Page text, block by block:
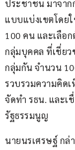
ประชาชน มาจาก
แบบแบ่งเขตโดย
100 คน และเลือ
กลุ่มบุคคล ที่เชี่ยว
กลุ่มกัน จำนวน
รวบรวมความคิด
จัดทำ รธน. และเ
รัฐธรรมนูญ
นายนรเศรษฐ์ กล่